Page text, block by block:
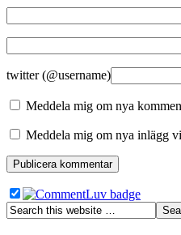
twitter (@username)
Meddela mig om nya
Meddela mig om nya inlägg